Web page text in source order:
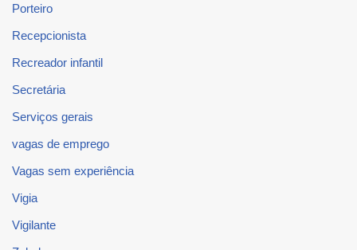
Porteiro
Recepcionista
Recreador infantil
Secretária
Serviços gerais
vagas de emprego
Vagas sem experiência
Vigia
Vigilante